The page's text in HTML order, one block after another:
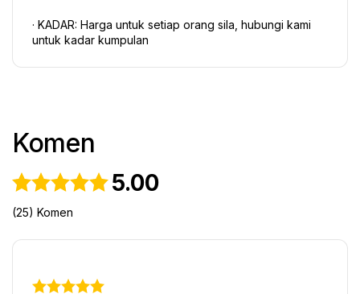
· KADAR: Harga untuk setiap orang sila, hubungi kami
untuk kadar kumpulan
Komen
5.00
(25) Komen